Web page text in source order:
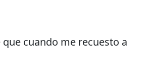
que cuando me recuesto a